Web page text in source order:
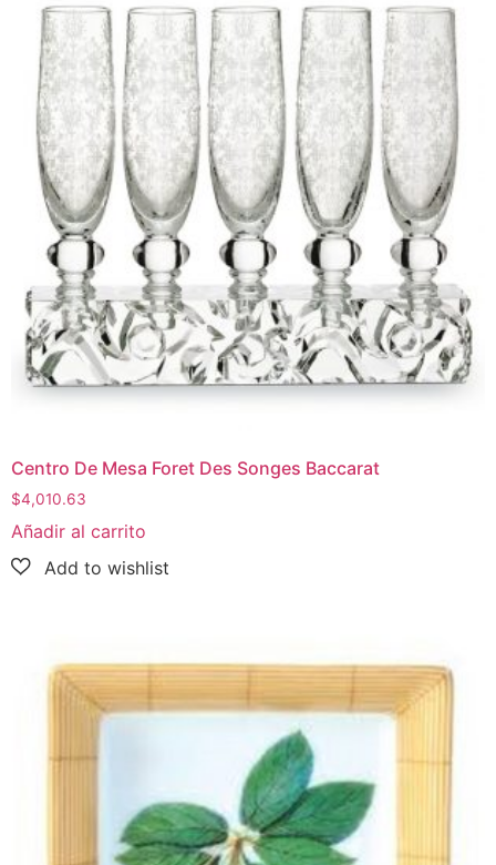
Centro De Mesa Foret Des Songes Baccarat
$4,010.63
Añadir al carrito